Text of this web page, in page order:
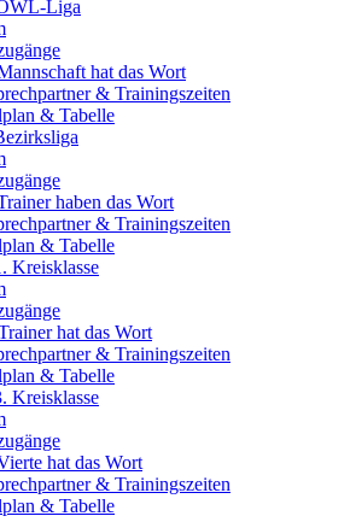
Liga
hat das Wort
& Trainingszeiten
& Tabelle
haben das Wort
& Trainingszeiten
& Tabelle
Kreisklasse
hat das Wort
& Trainingszeiten
& Tabelle
Kreisklasse
hat das Wort
& Trainingszeiten
& Tabelle